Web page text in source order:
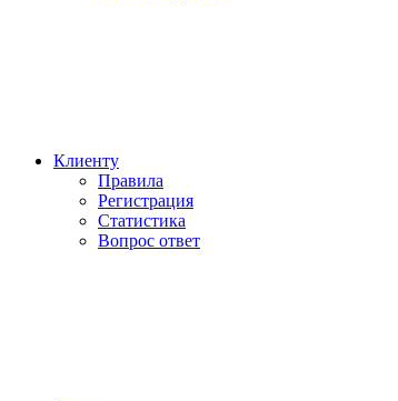
Клиенту
Правила
Регистрация
Статистика
Вопрос ответ